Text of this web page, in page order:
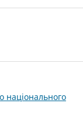
національного